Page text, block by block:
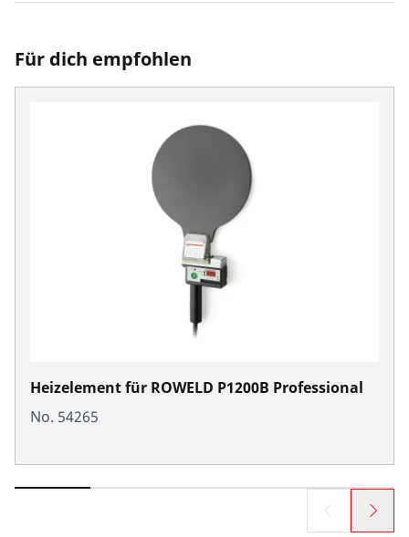
Für dich empfohlen
Heizelement für ROWELD P1200B Professional
No. 54265